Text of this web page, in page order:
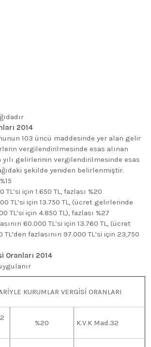
2014
103 üncü maddesinde yer alan gelir
vergilendirilmesinde esas alınan
yılı gelirlerinin vergilendirilmesinde esas
şekilde yeniden belirlenmiştir.
TL’si için 1.650 TL, fazlası %20
TL’si için 13.750 TL, (ücret gelirlerinde
TL’si için 4.850 TL), fazlası %27
60.000 TL’si için 13.760 TL, (ücret
fazlasının 97.000 TL’si için 23,750
Oranları 2014
KURUMLAR VERGİSİ ORANLARI
%20 K.V.K Mad.32